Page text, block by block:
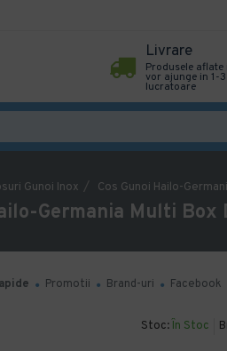
Livrare
Produsele aflate
vor ajunge in 1-
lucratoare
Gunoi Inox Cos Gunoi Hailo-
Germania Multi Box
Promotii Brand-uri Facebook
Stoc: În Stoc